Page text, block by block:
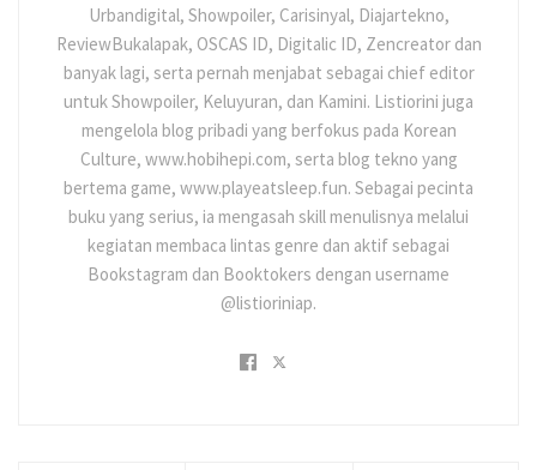
Urbandigital, Showpoiler, Carisinyal, Diajartekno,
ReviewBukalapak, OSCAS ID, Digitalic ID, Zencreator dan
banyak lagi, serta pernah menjabat sebagai chief editor
untuk Showpoiler, Keluyuran, dan Kamini. Listiorini juga
mengelola blog pribadi yang berfokus pada Korean
Culture, www.hobihepi.com, serta blog tekno yang
bertema game, www.playeatsleep.fun. Sebagai pecinta
buku yang serius, ia mengasah skill menulisnya melalui
kegiatan membaca lintas genre dan aktif sebagai
Bookstagram dan Booktokers dengan username
@listioriniap.